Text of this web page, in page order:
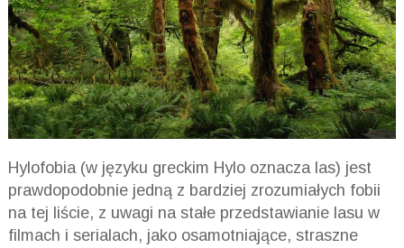
Hylofobia(w języku greckim Hylo oznacza las) jest
prawdopodobnie jedną z bardziej zrozumiałych fobii
na tej liście, z uwagi na stałe przedstawianie lasu w
filmach i serialach, jako osamotniające, straszne